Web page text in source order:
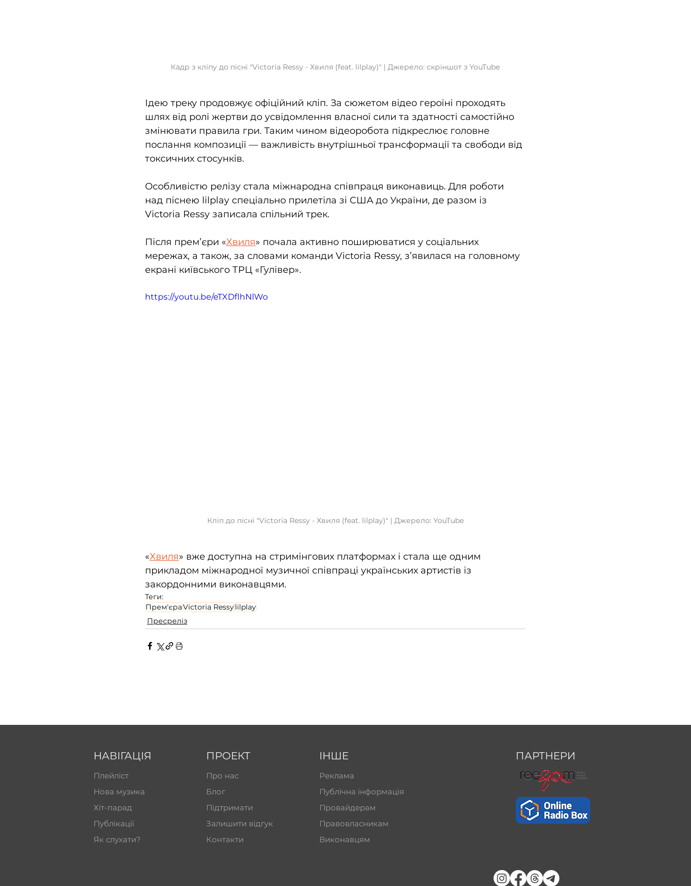
Кадр з кліпу до пісні "Victoria Ressy - Хвиля (feat. lilplay)" | Джерело: скріншот з YouTube
Ідею треку продовжує офіційний кліп. За сюжетом відео героїні проходять
шлях від ролі жертви до усвідомлення власної сили та здатності самостійно
змінювати правила гри. Таким чином відеоробота підкреслює головне
послання композиції — важливість внутрішньої трансформації та свободи від
токсичних стосунків.
Особливістю релізу стала міжнародна співпраця виконавиць. Для роботи
над піснею lilplay спеціально прилетіла зі США до України, де разом із
Victoria Ressy записала спільний трек.
Після прем’єри «Хвиля» почала активно поширюватися у соціальних
мережах, а також, за словами команди Victoria Ressy, з’явилася на головному
екрані київського ТРЦ «Гулівер».
https://youtu.be/eTXDflhNlWo
Кліп до пісні "Victoria Ressy - Хвиля (feat. lilplay)" | Джерело: YouTube
«Хвиля» вже доступна на стримінгових платформах і стала ще одним
прикладом міжнародної музичної співпраці українських артистів із
закордонними виконавцями.
Теги:
Прем'єраVictoria Ressylilplay
Пресреліз
НАВІГАЦІЯ
Плейліст
Нова музика
Хіт-парад
Публікації
Як слухати?
ПРОЕКТ
Про нас
Блог
Підтримати
Залишити відгук
Контакти
ІНШЕ
Реклама
Публічна інформація
Провайдерам
Правовласникам
Виконавцям
ПАРТНЕРИ